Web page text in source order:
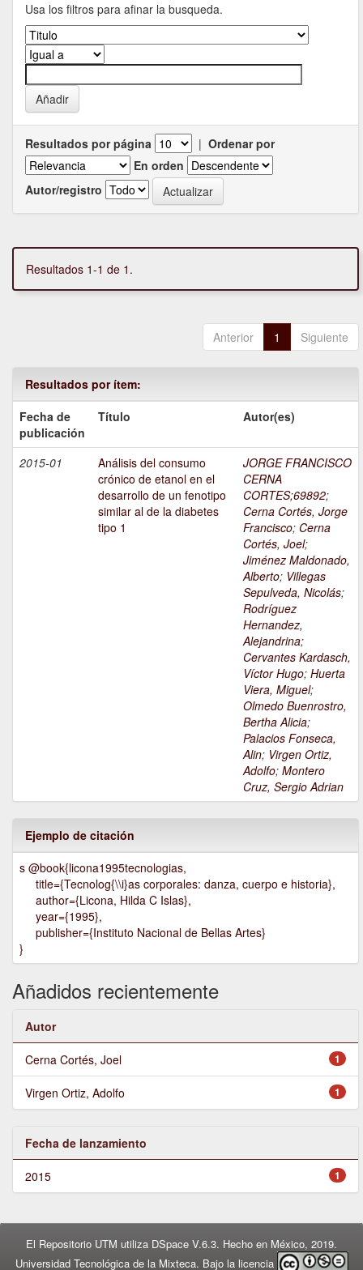
Usa los filtros para afinar la busqueda.
Resultados por página | Ordenar por
En orden
Autor/registro
Resultados 1-1 de 1.
Anterior 1 Siguiente
Resultados por ítem:
Fecha de
publicación
Título Autor(es)
2015-01
Análisis del consumo
crónico de etanol en el
desarrollo de un fenotipo
similar al de la diabetes
tipo 1
JORGE FRANCISCO
CERNA
CORTES;69892;
Cerna Cortés, Jorge
Francisco; Cerna
Cortés, Joel;
Jiménez Maldonado,
Alberto; Villegas
Sepulveda, Nicolás;
Rodríguez
Hernandez,
Alejandrina;
Cervantes Kardasch,
Víctor Hugo; Huerta
Viera, Miguel;
Olmedo Buenrostro,
Bertha Alicia;
Palacios Fonseca,
Alin; Virgen Ortiz,
Adolfo; Montero
Cruz, Sergio Adrian
Ejemplo de citación
s @book{licona1995tecnologias,
title={Tecnolog{\\i}as corporales: danza, cuerpo e historia},
author={Licona, Hilda C Islas},
year={1995},
publisher={Instituto Nacional de Bellas Artes}
}
Añadidos recientemente
Autor
1
Cerna Cortés, Joel
1
Virgen Ortiz, Adolfo
Fecha de lanzamiento
1
2015
El Repositorio UTM utiliza DSpace V.6.3. Hecho en México, 2019.
Universidad Tecnológica de la Mixteca. Bajo la licencia